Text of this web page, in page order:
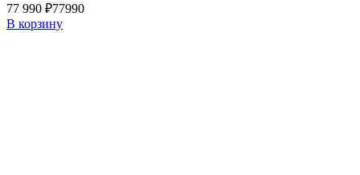
77 990 ₽77990
В корзину